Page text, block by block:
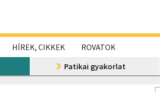
HÍREK, CIKKEK
ROVATOK
Patikai gyakorlat